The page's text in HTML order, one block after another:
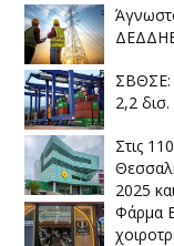
ΣΒΘΣΕ:
2,2
Στις
2025
Φάρμα